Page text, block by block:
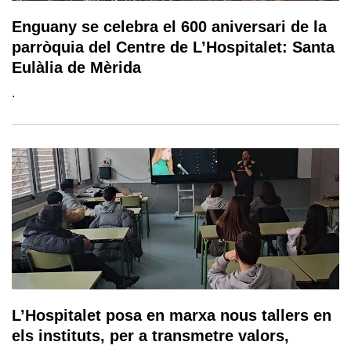
Enguany se celebra el 600 aniversari de la
parròquia del Centre de L’Hospitalet: Santa
Eulàlia de Mèrida
.
L’Hospitalet posa en marxa nous tallers en
els instituts, per a transmetre valors,